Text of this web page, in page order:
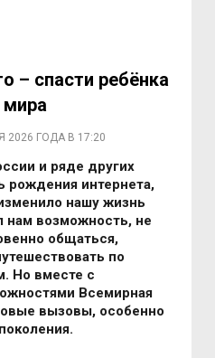
– спасти ребёнка
мира
2026 ГОДА В 17:20
и ряде других
рождения интернета,
нашу жизнь
нам возможность, не
общаться,
по
Но вместе с
Всемирная
вызовы, особенно